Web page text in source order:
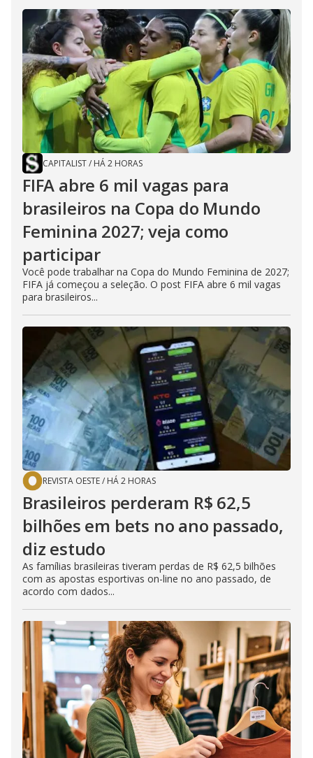
CAPITALIST/ HÁ 2 HORAS
FIFA abre 6 mil vagas para
brasileiros na Copa do Mundo
Feminina 2027; veja como
participar
Você pode trabalhar na Copa do Mundo Feminina de 2027;
FIFA já começou a seleção. O post FIFA abre 6 mil vagas
para brasileiros...
REVISTA OESTE/ HÁ 2 HORAS
Brasileiros perderam R$ 62,5
bilhões em bets no ano passado,
diz estudo
As famílias brasileiras tiveram perdas de R$ 62,5 bilhões
com as apostas esportivas on-line no ano passado, de
acordo com dados...